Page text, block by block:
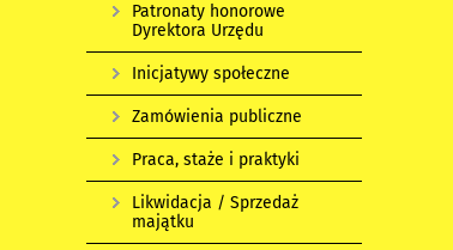
Patronaty honorowe
Dyrektora Urzędu
Inicjatywy społeczne
Zamówienia publiczne
Praca, staże i praktyki
Likwidacja / Sprzedaż
majątku